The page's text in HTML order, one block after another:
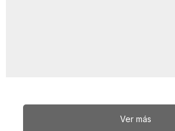
Ver más